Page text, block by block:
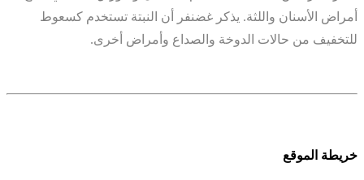
أمراض الأسنان واللثة. يذكر غضنفر أن النبتة تستخدم كسعوط
للتخفيف من حالات الدوخة والصداع وأمراض أخرى.
خريطة الموقع